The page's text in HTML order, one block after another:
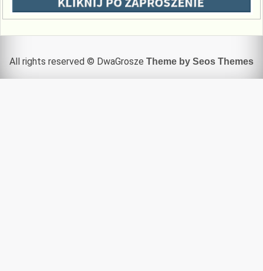
All rights reserved © DwaGrosze Theme by Seos Themes